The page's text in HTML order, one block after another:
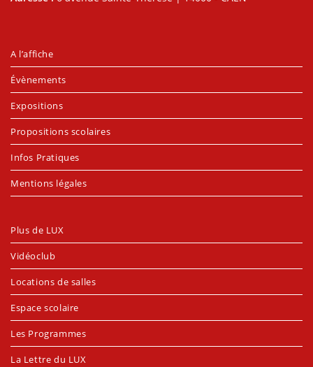
A l’affiche
Évènements
Expositions
Propositions scolaires
Infos Pratiques
Mentions légales
Plus de LUX
Vidéoclub
Locations de salles
Espace scolaire
Les Programmes
La Lettre du LUX